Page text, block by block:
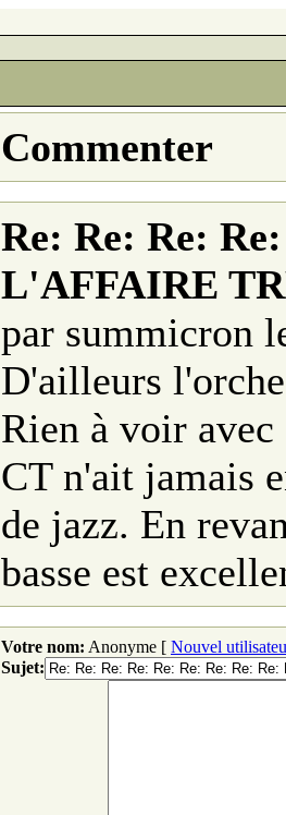
Commenter
Re: Re: Re:
L'AFFAIRE
par summicron
D'ailleurs
Rien à voir
CT n'ait jamais
de jazz. En
basse est
Votre nom: Anonyme [ Nouvel
Sujet: